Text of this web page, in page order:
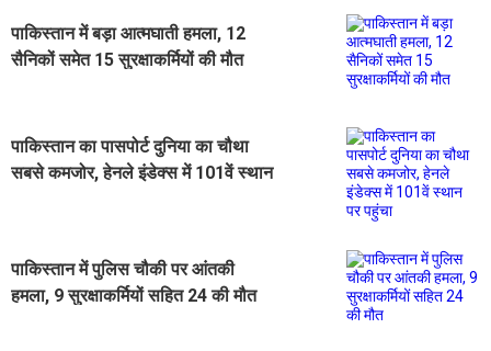
पाकिस्तान में बड़ा आत्मघाती हमला, 12
सैनिकों समेत 15 सुरक्षाकर्मियों की मौत
पाकिस्तान का पासपोर्ट दुनिया का चौथा
सबसे कमजोर, हेनले इंडेक्स में 101वें स्थान
पाकिस्तान में पुलिस चौकी पर आंतकी
हमला, 9 सुरक्षाकर्मियों सहित 24 की मौत